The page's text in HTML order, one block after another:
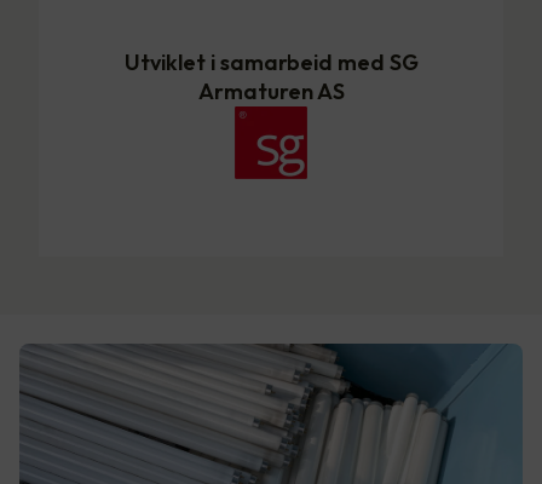
Utviklet i samarbeid med SG
Armaturen AS